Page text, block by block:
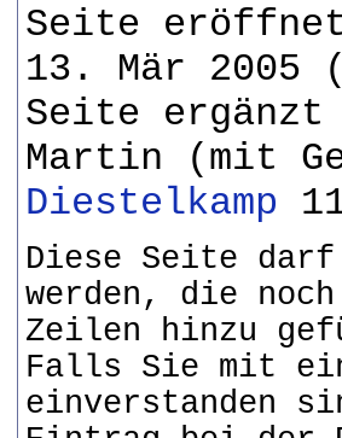
Seite
13. Mär 2005
Seite ergänzt
Martin (mit
Diestelkamp
Diese Seite
werden, die
Zeilen hinzu
Falls Sie mit
einverstanden